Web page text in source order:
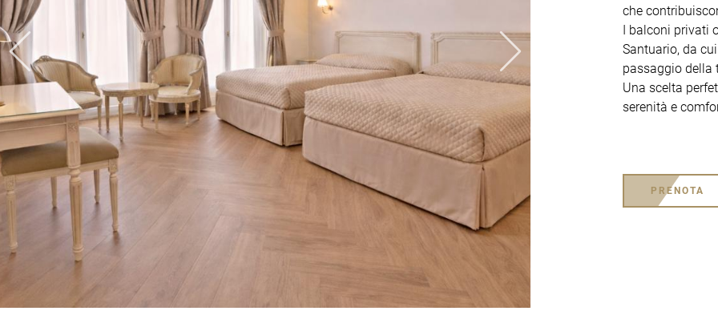
che
I balconi privati
Santuario, da
passaggio della
Una scelta
serenità e
PRENOTA